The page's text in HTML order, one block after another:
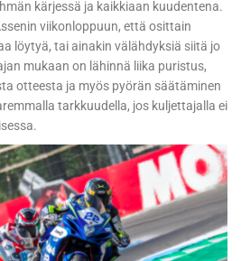
kärjessä ja kaikkiaan kuudentena.
viikonloppuun, että osittain
löytyä, tai ainakin välähdyksiä siitä jo
mukaan on lähinnä liika puristus,
otteesta ja myös pyörän säätäminen
tarkkuudella, jos kuljettajalla ei